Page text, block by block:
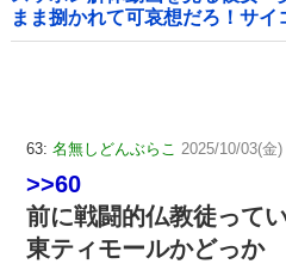
まま捌かれて可哀想だろ！サ
ち？
63: 名無しどんぶらこ 2025/10/03(金
>>60
前に戦闘的仏教徒って
東ティモールかどっか